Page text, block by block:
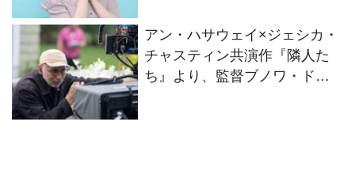
アン・ハサウェイ×ジェシカ・
チャスティン共演作『隣人た
ち』より、監督ブノワ・ドゥ